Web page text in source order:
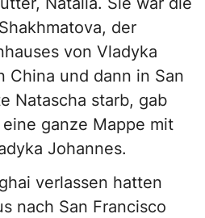
der
von Vladyka
China und dann in San
Natascha starb, gab
ganze Mappe mit
Johannes.
verlassen hatten
nach San Francisco